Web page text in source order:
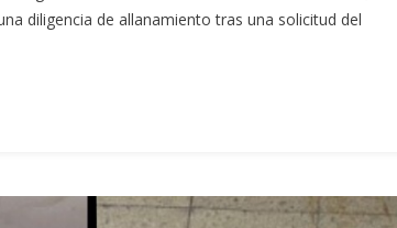
diligencia de allanamiento tras una solicitud del